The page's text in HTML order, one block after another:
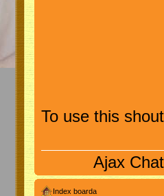
To use this
Ajax
Index boarda